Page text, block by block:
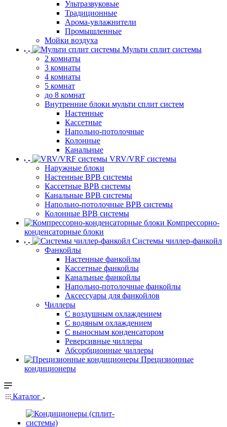
Ультразвуковые
Традиционные
Арома-увлажнители
Промышленные
Мойки воздуха
Мульти сплит системы
2 комнаты
3 комнаты
4 комнаты
5 комнат
до 8 комнат
Внутренние блоки мульти сплит систем
Настенные
Кассетные
Напольно-потолочные
Колонные
Канальные
VRV/VRF системы
Наружные блоки
Настенные ВРВ системы
Кассетные ВРВ системы
Канальные ВРВ системы
Напольно-потолочные ВРВ системы
Колонные ВРВ системы
Компрессорно-
конденсаторные блоки
Системы чиллер-фанкойл
Фанкойлы
Настенные фанкойлы
Кассетные фанкойлы
Канальные фанкойлы
Напольно-потолочные фанкойлы
Аксессуары для фанкойлов
Чиллеры
С воздушным охлаждением
С водяным охлаждением
С выносным конденсатором
Реверсивные чиллеры
Абсорбционные чиллеры
Прецизионные
кондиционеры
Каталог